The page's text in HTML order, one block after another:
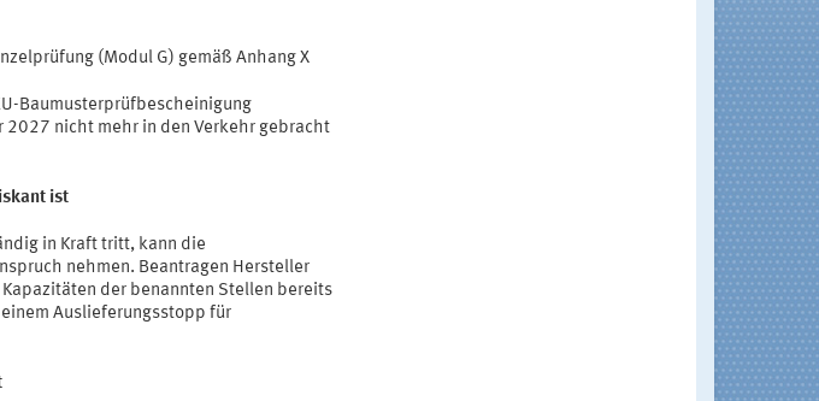
(Modul G) gemäß Anhang X
Baumusterprüfbescheinigung
2027 nicht mehr in den Verkehr gebracht
ist
in Kraft tritt, kann die
nehmen. Beantragen Hersteller
der benannten Stellen bereits
Auslieferungsstopp für